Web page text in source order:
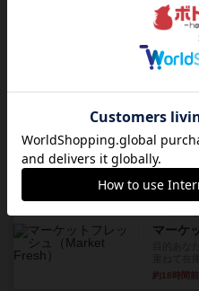
デクリ
プレイ感
やったな
約11時間前
レビュー
アルナ
アナログ
「エルド
約13時間前
ルール/インスト
マーケ
約18時間前